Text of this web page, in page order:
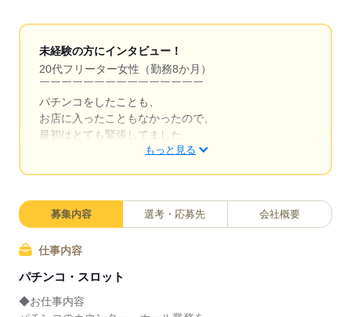
未経験の方にインタビュー！
20代フリーター女性（勤務8か月）
￣￣￣￣￣￣￣￣￣￣￣￣￣￣￣
パチンコをしたことも、
お店に入ったこともなかったので、
最初はとても緊張してました…
ここはお客さんもスタッフさんも
「お仕事は慣れだから、
まずは笑顔で挨拶できれば100点！」
もっと見る
募集内容 選考・応募先 会社概要
仕事内容
パチンコ・スロット
◆お仕事内容